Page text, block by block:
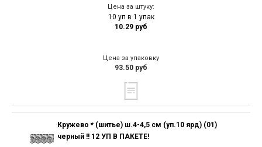
Цена за штуку:
10 уп в 1 упак
10.29 руб
Цена за упаковку
93.50 руб
Кружево * (шитье) ш.4-4,5 см (уп.10 ярд) (01)
черный !! 12 УП В ПАКЕТЕ!